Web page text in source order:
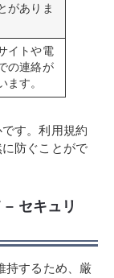
がありま
イトや電
の連絡が
ます。
す。利用規約
防ぐことがで
セキュリ
持するため、厳